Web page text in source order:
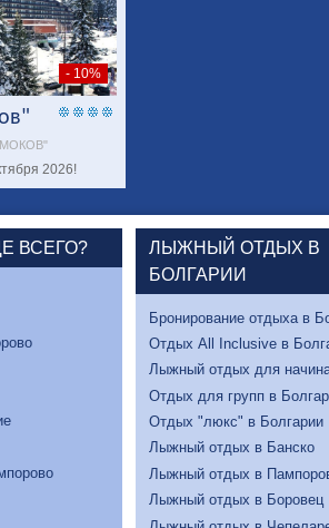
- 10%
2026!
ВСЕГО?
ЛЫЖНЫЙ ОТДЫХ В
БОЛГАРИИ
Бронирование отдыха в
Отдых All Inclusive в
Лыжный отдых для
Отдых для групп в
Отдых "люкс" в Болгарии
Лыжный отдых в Банско
Лыжный отдых в
Лыжный отдых в Боровец